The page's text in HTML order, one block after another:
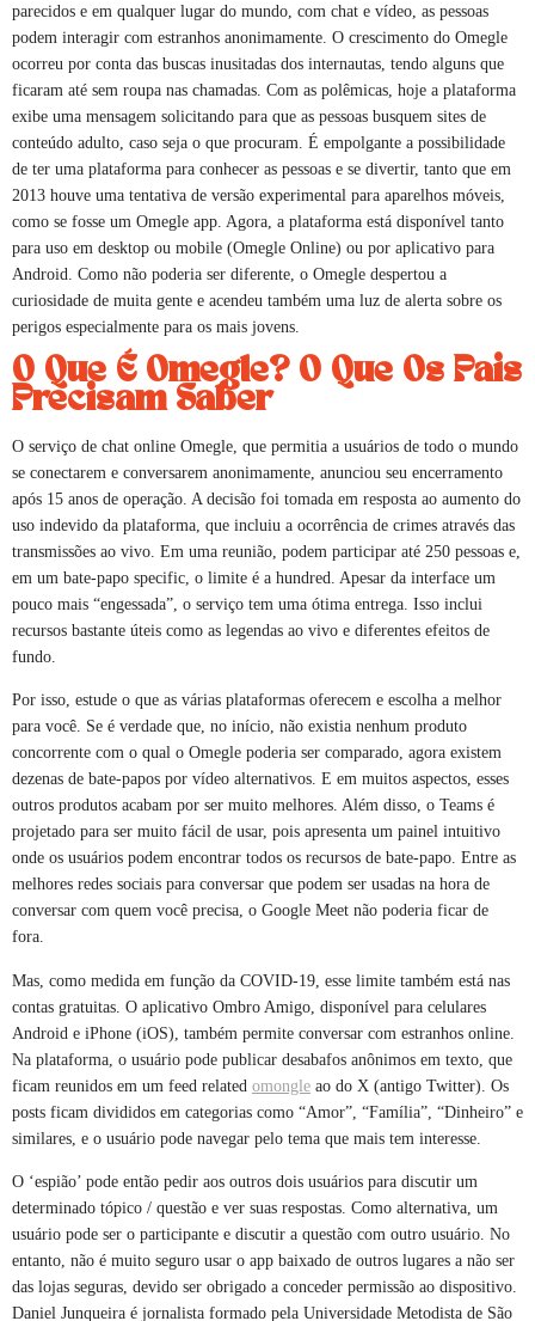
parecidos e em qualquer lugar do mundo, com chat e vídeo, as pessoas
podem interagir com estranhos anonimamente. O crescimento do Omegle
ocorreu por conta das buscas inusitadas dos internautas, tendo alguns que
ficaram até sem roupa nas chamadas. Com as polêmicas, hoje a plataforma
exibe uma mensagem solicitando para que as pessoas busquem sites de
conteúdo adulto, caso seja o que procuram. É empolgante a possibilidade
de ter uma plataforma para conhecer as pessoas e se divertir, tanto que em
2013 houve uma tentativa de versão experimental para aparelhos móveis,
como se fosse um Omegle app. Agora, a plataforma está disponível tanto
para uso em desktop ou mobile (Omegle Online) ou por aplicativo para
Android. Como não poderia ser diferente, o Omegle despertou a
curiosidade de muita gente e acendeu também uma luz de alerta sobre os
perigos especialmente para os mais jovens.
O Que É Omegle? O Que Os Pais
Precisam Saber
O serviço de chat online Omegle, que permitia a usuários de todo o mundo
se conectarem e conversarem anonimamente, anunciou seu encerramento
após 15 anos de operação. A decisão foi tomada em resposta ao aumento do
uso indevido da plataforma, que incluiu a ocorrência de crimes através das
transmissões ao vivo. Em uma reunião, podem participar até 250 pessoas e,
em um bate-papo specific, o limite é a hundred. Apesar da interface um
pouco mais “engessada”, o serviço tem uma ótima entrega. Isso inclui
recursos bastante úteis como as legendas ao vivo e diferentes efeitos de
fundo.
Por isso, estude o que as várias plataformas oferecem e escolha a melhor
para você. Se é verdade que, no início, não existia nenhum produto
concorrente com o qual o Omegle poderia ser comparado, agora existem
dezenas de bate-papos por vídeo alternativos. E em muitos aspectos, esses
outros produtos acabam por ser muito melhores. Além disso, o Teams é
projetado para ser muito fácil de usar, pois apresenta um painel intuitivo
onde os usuários podem encontrar todos os recursos de bate-papo. Entre as
melhores redes sociais para conversar que podem ser usadas na hora de
conversar com quem você precisa, o Google Meet não poderia ficar de
fora.
Mas, como medida em função da COVID-19, esse limite também está nas
contas gratuitas. O aplicativo Ombro Amigo, disponível para celulares
Android e iPhone (iOS), também permite conversar com estranhos online.
Na plataforma, o usuário pode publicar desabafos anônimos em texto, que
ficam reunidos em um feed related omongle ao do X (antigo Twitter). Os
posts ficam divididos em categorias como “Amor”, “Família”, “Dinheiro” e
similares, e o usuário pode navegar pelo tema que mais tem interesse.
O ‘espião’ pode então pedir aos outros dois usuários para discutir um
determinado tópico / questão e ver suas respostas. Como alternativa, um
usuário pode ser o participante e discutir a questão com outro usuário. No
entanto, não é muito seguro usar o app baixado de outros lugares a não ser
das lojas seguras, devido ser obrigado a conceder permissão ao dispositivo.
Daniel Junqueira é jornalista formado pela Universidade Metodista de São